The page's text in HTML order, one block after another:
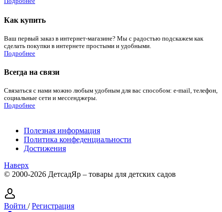
Как купить
Ваш первый заказ в интернет-магазине? Мы с радостью подскажем как
сделать покупки в интернете простыми и удобными.
Подробнее
Всегда на связи
Связаться с нами можно любым удобным для вас способом: e-mail, телефон,
социальные сети и мессенджеры.
Подробнее
Полезная информация
Политика конфеденциальности
Достижения
Наверх
© 2000-2026 ДетсадЯр – товары для детских садов
Войти /Регистрация